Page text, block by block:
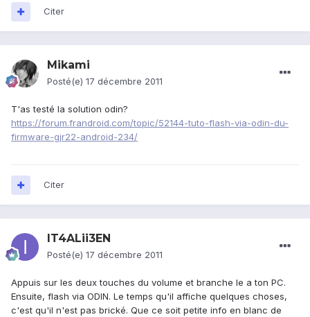
Citer
Mikami
Posté(e) 17 décembre 2011
T'as testé la solution odin?
https://forum.frandroid.com/topic/52144-tuto-flash-via-odin-du-
firmware-gjr22-android-234/
Citer
IT4ALii3EN
Posté(e) 17 décembre 2011
Appuis sur les deux touches du volume et branche le a ton PC.
Ensuite, flash via ODIN. Le temps qu'il affiche quelques choses,
c'est qu'il n'est pas brické. Que ce soit petite info en blanc de